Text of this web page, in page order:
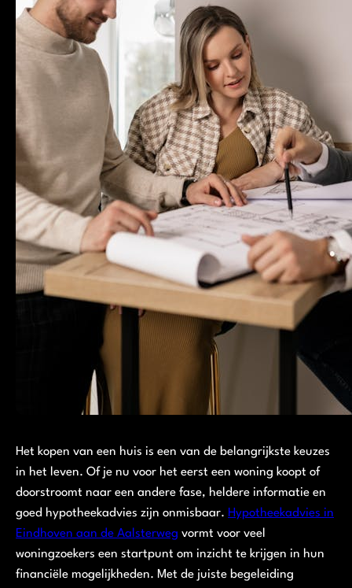
Het kopen van een huis is een van de belangrijkste keuzes
in het leven. Of je nu voor het eerst een woning koopt of
doorstroomt naar een andere fase, heldere informatie en
goed hypotheekadvies zijn onmisbaar. Hypotheekadvies in
Eindhoven aan de Aalsterweg vormt voor veel
woningzoekers een startpunt om inzicht te krijgen in hun
financiële mogelijkheden. Met de juiste begeleiding